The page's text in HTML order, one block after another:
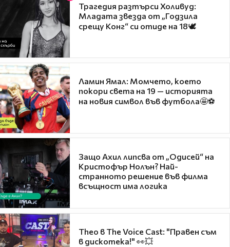
Трагедия разтърси Холивуд:
Младата звезда от „Годзила
срещу Конг“ си отиде на 18🕊️
Ламин Ямал: Момчето, което
покори света на 19 — историята
на новия символ във футбола🤩⚽
Защо Ахил липсва от „Одисей“ на
Кристофър Нолън? Най-
странното решение във филма
всъщност има логика
Theo в The Voice Cast: "Правен съм
в дискотека!" 👀💥